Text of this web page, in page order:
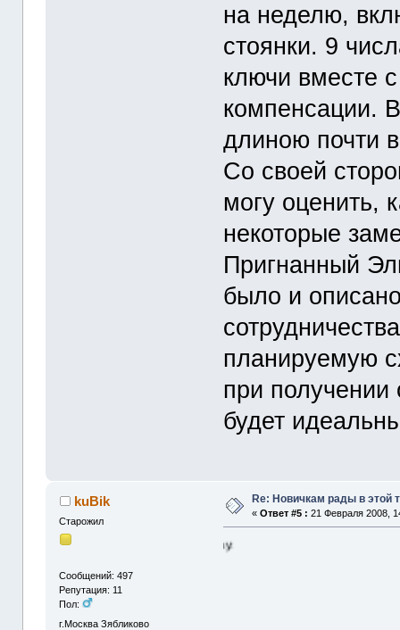
на неделю,
стоянки. 9
ключи вместе
компенсации.
длиною почти
Со своей
могу оценить,
некоторые
Пригнанный
было и
планируемую
при получении
будет
kuBik
Старожил
Сообщений: 497
Репутация: 11
Пол:
г.Москва Зябликово
Re: Новичкам рады в этой
«Ответ #5 : 21 Февраля 2008,